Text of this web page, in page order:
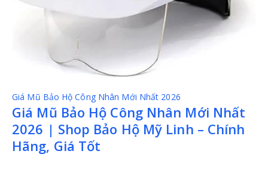
Giá Mũ Bảo Hộ Công Nhân Mới Nhất 2026
Giá Mũ Bảo Hộ Công Nhân Mới Nhất
2026 | Shop Bảo Hộ Mỹ Linh – Chính
Hãng, Giá Tốt